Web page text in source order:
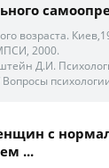
возраста.
2000.
Д.И.
с
...